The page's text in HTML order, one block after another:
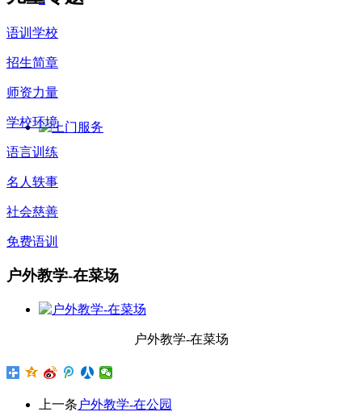
语训学校
招生简章
师资力量
学校环境
语言训练
名人轶事
社会慈善
免费语训
户外教学-在菜场
户外教学-在菜场
上一条 户外教学-在公园